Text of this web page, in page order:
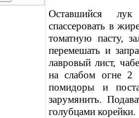
Оставшийся лук
спассеровать в
томатную пасту,
перемешать и
лавровый лист,
на слабом огне 2
помидоры и
зарумянить.
голубцами корейки.